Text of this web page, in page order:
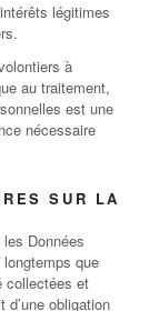
légitimes
à
au traitement,
est une
nécessaire
SUR LA
Données
que
collectées et
obligation